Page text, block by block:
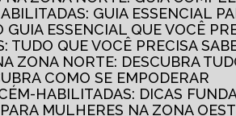
GUIA ESSENCIAL
GUIA ESSENCIAL QUE VOCÊ
TUDO QUE VOCÊ PRECISA
ZONA NORTE: DESCUBRA
COMO SE EMPODERAR
HABILITADAS: DICAS
MULHERES NA ZONA